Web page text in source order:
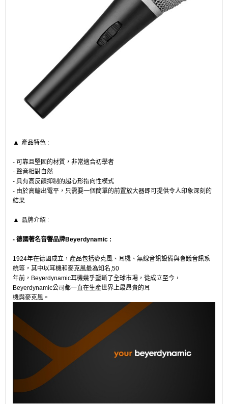
▲ 產品特色 :
- 可靠且堅固的材質，非常適合初學者
- 聲音相對自然
- 具有高反饋抑制的超心形指向性模式
- 由於高輸出電平，只需要一個簡單的前置放大器即可提供令人印象深刻的
結果
▲ 品牌介紹 :
- 德國著名音響品牌Beyerdynamic :
1924年在德國成立，產品包括麥克風、耳機、無線音訊設備與會議音訊系
統等，其中以耳機和麥克風最為知名,50
年前，Beyerdynamic耳機幾乎壟斷了全球市場，從成立至今，
Beyerdynamic公司都一直在生產世界上最昂貴的耳
機與麥克風。